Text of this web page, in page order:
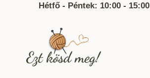
Hétfő - Péntek: 10:00 - 15:00